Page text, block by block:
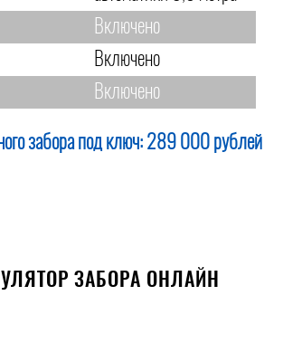
Включено
Включено
Включено
забора под ключ: 289 000 рублей
ЗАБОРА ОНЛАЙН